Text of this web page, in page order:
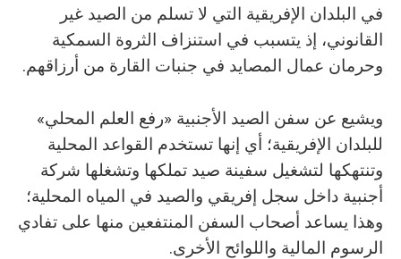
في البلدان الإفريقية التي لا تسلم من الصيد غير
القانوني، إذ يتسبب في استنزاف الثروة السمكية
وحرمان عمال المصايد في جنبات القارة من أرزاقهم.
ويشيع عن سفن الصيد الأجنبية «رفع العلم المحلي»
للبلدان الإفريقية؛ أي إنها تستخدم القواعد المحلية
وتنتهكها لتشغيل سفينة صيد تملكها وتشغلها شركة
أجنبية داخل سجل إفريقي والصيد في المياه المحلية؛
وهذا يساعد أصحاب السفن المنتفعين منها على تفادي
الرسوم المالية واللوائح الأخرى.